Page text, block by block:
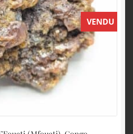
VENDU